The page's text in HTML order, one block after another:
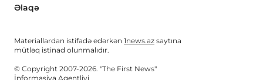
Əlaqə
Materiallardan istifadə edərkən 1news.az saytına
mütləq istinad olunmalıdır.
© Copyright 2007-2026. "The First News"
İnformasiya Agentliyi